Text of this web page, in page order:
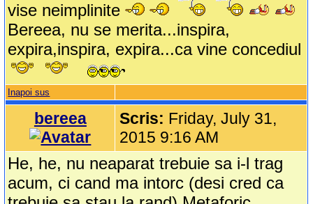
vise neimplinite
Bereea, nu se merita...inspira,
expira,inspira, expira...ca vine concediul
Inapoi sus
bereea Scris: Friday, July 31,
2015 9:16 AM
He, he, nu neaparat trebuie sa i-l trag
acum, ci cand ma intorc (desi cred ca